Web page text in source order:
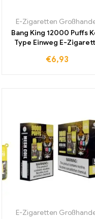
E-Zigaretten
Bang King 12000 Puffs
Type Einweg E-
Bestseller Zum
€6,93
E-Zigaretten